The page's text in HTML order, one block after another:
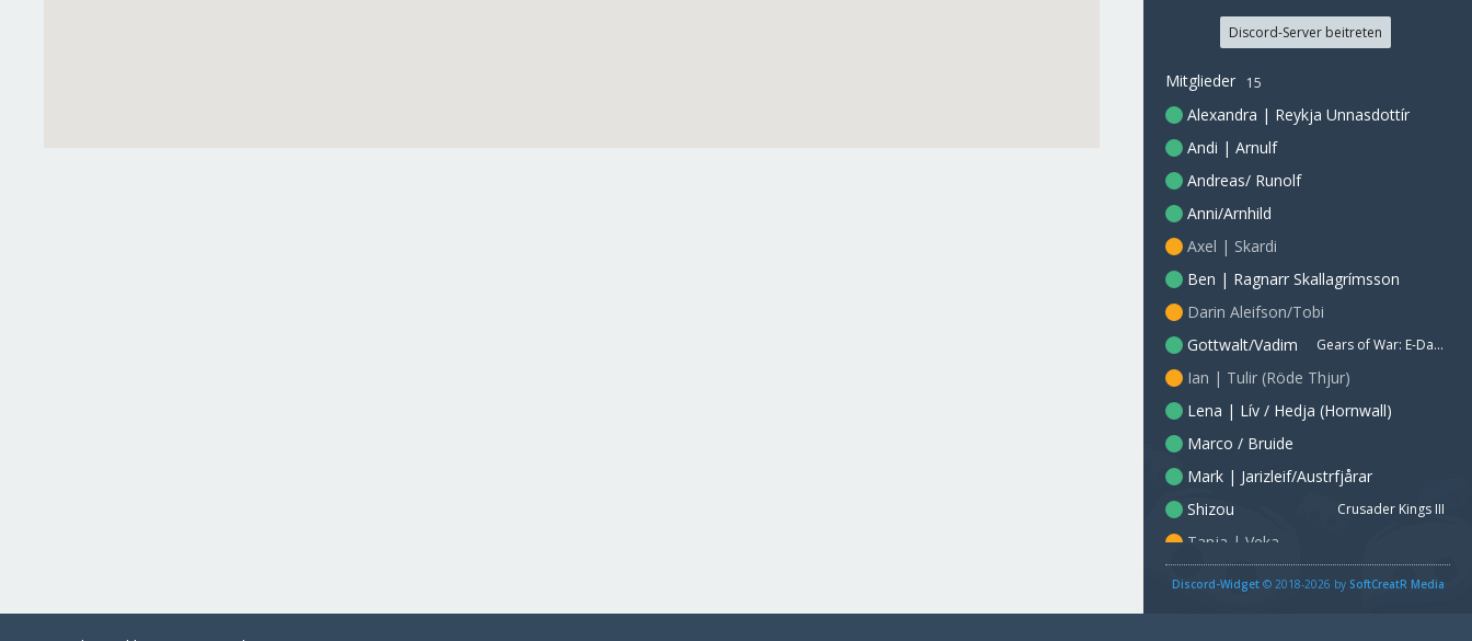
Discord-Server beitreten
Mitglieder 15
Alexandra | Reykja Unnasdottír
Andi | Arnulf
Andreas/ Runolf
Anni/Arnhild
Axel | Skardi
Ben | Ragnarr Skallagrímsson
Darin Aleifson/Tobi
Gottwalt/Vadim
Gears of War: E-Day Multiplayer Beta
Ian | Tulir (Röde Thjur)
Lena | Lív / Hedja (Hornwall)
Marco / Bruide
Mark | Jarizleif/Austrfjårar
Shizou
Crusader Kings III
Tanja | Veka
Discord-Widget© 2018-2026 by SoftCreatR Media